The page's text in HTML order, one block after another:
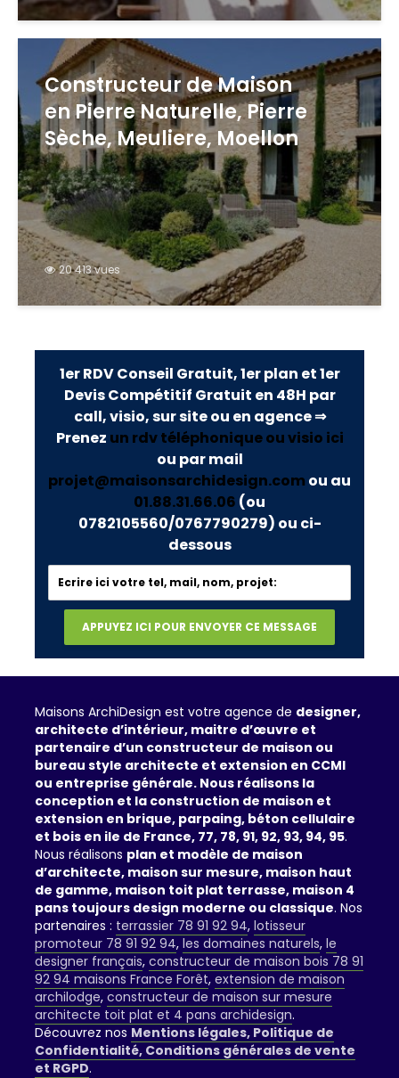
Constructeur de Maison
en Pierre Naturelle, Pierre
Sèche, Meuliere, Moellon
20 413 vues
1er RDV Conseil Gratuit, 1er plan et 1er
Devis Compétitif Gratuit en 48H par
call, visio, sur site ou en agence ⇒
Prenez un rdv téléphonique ou visio ici
ou par mail
projet@maisonsarchidesign.com ou au
01.88.31.66.06 (ou
0782105560/0767790279) ou ci-
dessous
Maisons ArchiDesign est votre agence de designer,
architecte d’intérieur, maitre d’œuvre et
partenaire d’un constructeur de maison ou
bureau style architecte et extension en CCMI
ou entreprise générale. Nous réalisons la
conception et la construction de maison et
extension en brique, parpaing, béton cellulaire
et bois en ile de France, 77, 78, 91, 92, 93, 94, 95.
Nous réalisons plan et modèle de maison
d’architecte, maison sur mesure, maison haut
de gamme, maison toit plat terrasse, maison 4
pans toujours design moderne ou classique. Nos
partenaires : terrassier 78 91 92 94, lotisseur
promoteur 78 91 92 94, les domaines naturels, le
designer français, constructeur de maison bois 78 91
92 94 maisons France Forêt, extension de maison
archilodge, constructeur de maison sur mesure
architecte toit plat et 4 pans archidesign.
Découvrez nos Mentions légales, Politique de
Confidentialité, Conditions générales de vente
et RGPD.